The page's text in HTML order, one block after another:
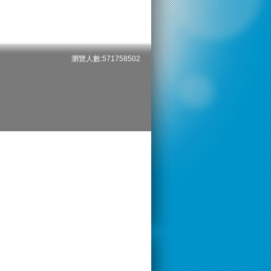
瀏覽人數:571758502